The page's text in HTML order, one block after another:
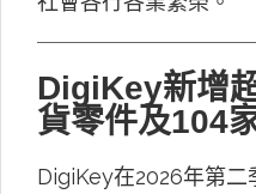
DigiKey新增
貨零件及104
DigiKey在2026年第